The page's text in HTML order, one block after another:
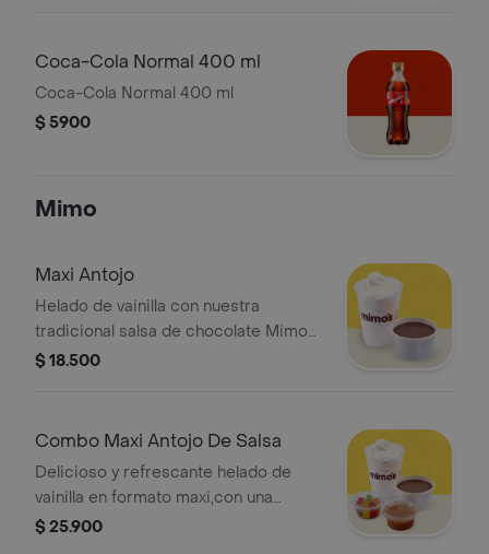
Coca-Cola Normal 400 ml
Coca-Cola Normal 400 ml
$ 5900
Mimo
Maxi Antojo
Helado de vainilla con nuestra
tradicional salsa de chocolate Mimos,
ideal para los amantes del buen
$ 18.500
Combo Maxi Antojo De Salsa
Delicioso y refrescante helado de
vainilla en formato maxi,con una
exquisita capa de salsa.
$ 25.900